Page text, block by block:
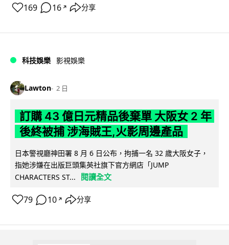
169 16 ↗ 分享
科技娛樂 影視娛樂
Lawton 2 日
訂購 43 億日元精品後棄單 大阪女 2 年
後終被捕 涉海賊王,火影周邊產品
日本警視廳神田署 8 月 6 日公布，拘捕一名 32 歲大阪女子，
指她涉嫌在出版巨頭集英社旗下官方網店「JUMP
CHARACTERS ST...
閱讀全文
79 10 ↗ 分享